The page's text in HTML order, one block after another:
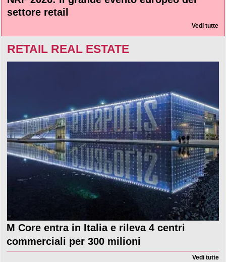
settore retail
Vedi tutte
RETAIL REAL ESTATE
M Core entra in Italia e rileva 4 centri
commerciali per 300 milioni
Vedi tutte